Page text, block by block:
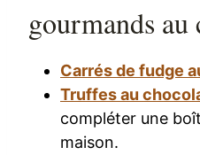
gourmands au
Carrés de fudge
Truffes au
compléter une
maison.